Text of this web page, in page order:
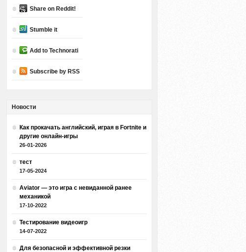
Share on Reddit!
Stumble it
Add to Technorati
Subscribe by RSS
Новости
Как прокачать английский, играя в Fortnite и
другие онлайн-игры
26-01-2026
тест
17-05-2024
Aviator — это игра с невиданной ранее
механикой
17-10-2022
Тестирование видеоигр
14-07-2022
Для безопасной и эффективной резки